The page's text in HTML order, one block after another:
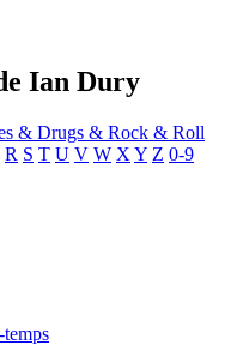
Ian Dury
& Drugs & Rock & Roll
R S T U V W X Y Z 0-9